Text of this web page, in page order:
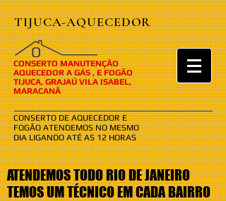
TIJUCA-AQUECEDOR
​​O
CONSERTO MANUTENÇÃO
AQUECEDOR A GÁS , E FOGÃO
TIJUCA, GRAJAÚ VILA ISABEL,
MARACANÃ
CONSERTO DE AQUECEDOR E
FOGÃO ATENDEMOS NO MESMO
DIA LIGANDO ATÉ AS 12 HORAS
ATENDEMOS TODO RIO DE JANEIRO
TEMOS UM TÉCNICO EM CADA BAIRRO